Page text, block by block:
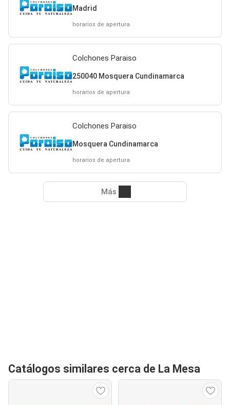
Madrid
horarios de apertura
Colchones Paraiso
250040 Mosquera Cundinamarca
horarios de apertura
Colchones Paraiso
Mosquera Cundinamarca
horarios de apertura
Más
Catálogos similares cerca de La Mesa